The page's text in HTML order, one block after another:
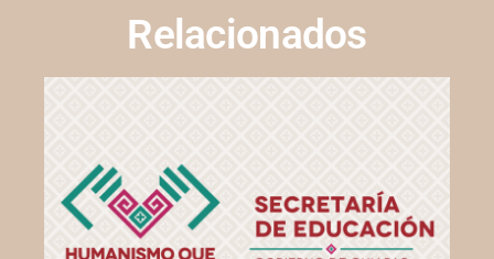
Relacionados